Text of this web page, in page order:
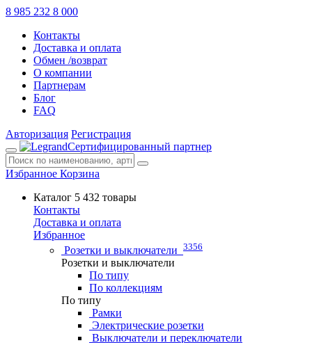
8 985 232 8 000
Контакты
Доставка и оплата
Обмен /возврат
О компании
Партнерам
Блог
FAQ
Авторизация Регистрация
Сертифицированный партнер
Избранное Корзина
Каталог 5 432 товары
Контакты
Доставка и оплата
Избранное
Розетки и выключатели 3356
Розетки и выключатели
По типу
По коллекциям
По типу
Рамки
Электрические розетки
Выключатели и переключатели